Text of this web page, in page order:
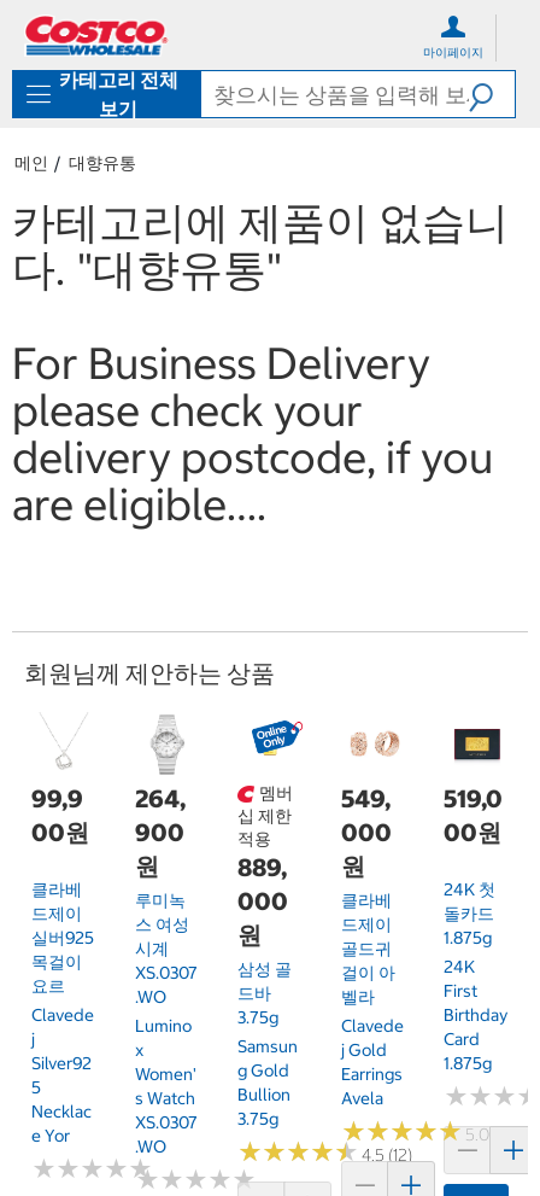
로
기
가
마이페이지
카테고리 전체
보기
메인 대향유통
카테고리에 제품이 없습니
다. "대향유통"
For Business Delivery
please check your
delivery postcode, if you
are eligible….
회원님께 제안하는 상품
99,9
00원
클라베
드제이
실버925
목걸이
요르
Clavede
J
Silver92
5
Necklac
E Yor
★★★★★
★★★★★
264,
900
원
루미녹
스 여성
시계
XS.0307
.WO
Lumino
X
Women'
S Watch
XS.0307
.WO
★★★★★
★★★★★
멤버
십 제한
적용
889,
000
원
삼성 골
드바
3.75g
Samsun
G Gold
Bullion
3.75g
★★★★★
★★★★★ 4.5 (12)
549,
000
원
클라베
드제이
골드귀
걸이 아
벨라
Clavede
J Gold
Earrings
Avela
★★★★★
★★★★★5.0 (1)
519,0
00원
24K 첫
돌카드
1.875g
24K
First
Birthday
Card
1.875g
★★★
★★★